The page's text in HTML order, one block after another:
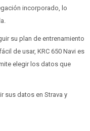
incorporado, lo
su plan de entrenamiento
de usar, KRC 650 Navi es
elegir los datos que
sus datos en Strava y